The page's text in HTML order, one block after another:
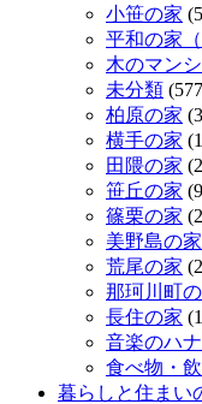
小笹の家
平和の家
木のマン
未分類
柏原の家
横手の家
田隈の家
笹丘の家
篠栗の家
美野島の家
荒尾の家
那珂川町
長住の家
音楽のハ
食べ物・
暮らしと住まい